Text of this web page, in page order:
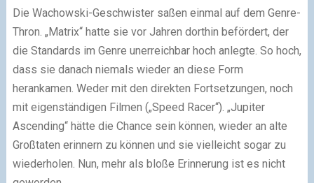
Die Wachowski-Geschwister saßen einmal auf dem Genre-
Thron. „Matrix“ hatte sie vor Jahren dorthin befördert, der
die Standards im Genre unerreichbar hoch anlegte. So hoch,
dass sie danach niemals wieder an diese Form
herankamen. Weder mit den direkten Fortsetzungen, noch
mit eigenständigen Filmen („Speed Racer“). „Jupiter
Ascending“ hätte die Chance sein können, wieder an alte
Großtaten erinnern zu können und sie vielleicht sogar zu
wiederholen. Nun, mehr als bloße Erinnerung ist es nicht